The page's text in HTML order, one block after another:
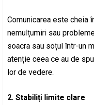
Comunicarea este cheia
nemulțumiri sau
soacra sau soțul într-un
atenție ceea ce au de
lor de vedere.
2. Stabiliți limite clare